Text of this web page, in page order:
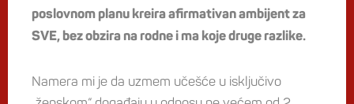
poslovnom planu kreira afirmativan ambijent za
SVE, bez obzira na rodne i ma koje druge razlike.
Namera mi je da uzmem učešće u isključivo